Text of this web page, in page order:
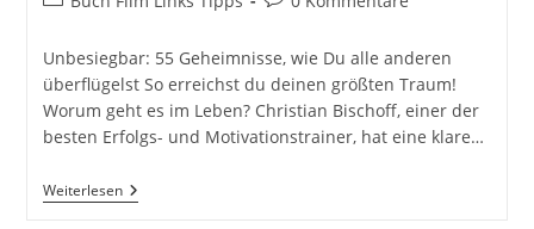
Unbesiegbar: 55 Geheimnisse, wie Du alle anderen
überflügelst So erreichst du deinen größten Traum!
Worum geht es im Leben? Christian Bischoff, einer der
besten Erfolgs- und Motivationstrainer, hat eine klare…
WeiterlesenUnbesiegbar:
55